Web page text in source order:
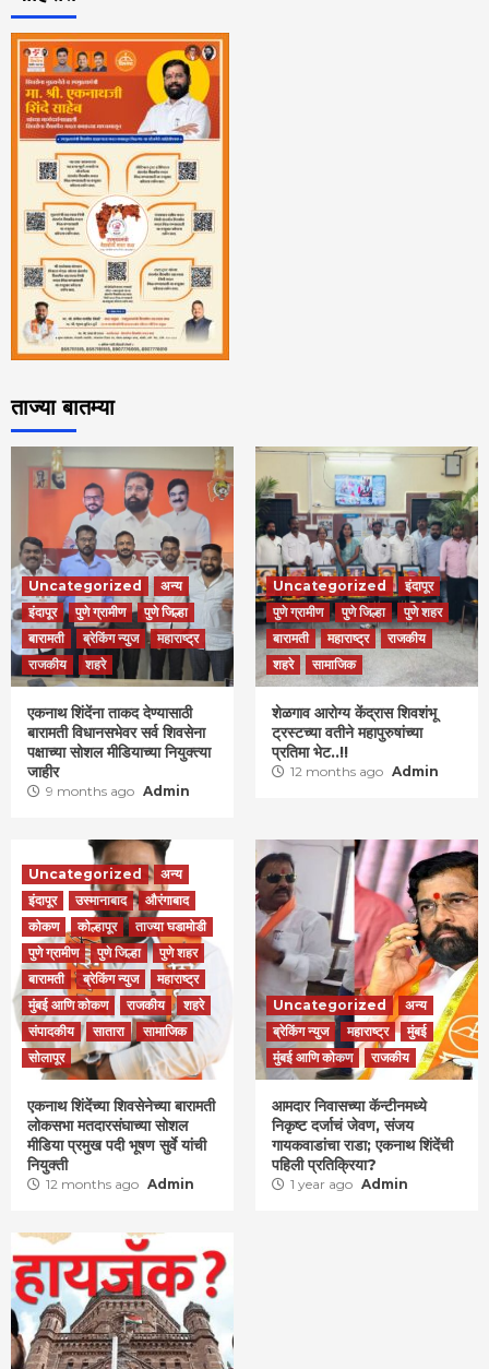
ताज्या बातम्या
Uncategorized
अन्य
इंदापूर
पुणे ग्रामीण
पुणे जिल्हा
बारामती
ब्रेकिंग न्युज
महाराष्ट्र
राजकीय
शहरे
एकनाथ शिंदेंना ताकद देण्यासाठी
बारामती विधानसभेवर सर्व शिवसेना
पक्षाच्या सोशल मीडियाच्या नियुक्त्या
जाहीर
9 months ago Admin
Uncategorized
इंदापूर
पुणे ग्रामीण
पुणे जिल्हा
पुणे शहर
बारामती
महाराष्ट्र
राजकीय
शहरे
सामाजिक
शेळगाव आरोग्य केंद्रास शिवशंभू
ट्रस्टच्या वतीने महापुरुषांच्या
प्रतिमा भेट..!!
12 months ago Admin
Uncategorized
अन्य
इंदापूर
उस्मानाबाद
औरंगाबाद
कोकण
कोल्हापूर
ताज्या घडामोडी
पुणे ग्रामीण
पुणे जिल्हा
पुणे शहर
बारामती
ब्रेकिंग न्युज
महाराष्ट्र
मुंबई आणि कोकण
राजकीय
शहरे
संपादकीय
सातारा
सामाजिक
सोलापूर
एकनाथ शिंदेंच्या शिवसेनेच्या बारामती
लोकसभा मतदारसंघाच्या सोशल
मीडिया प्रमुख पदी भूषण सुर्वे यांची
नियुक्ती
12 months ago Admin
Uncategorized
अन्य
ब्रेकिंग न्युज
महाराष्ट्र
मुंबई
मुंबई आणि कोकण
राजकीय
आमदार निवासच्या कॅन्टीनमध्ये
निकृष्ट दर्जाचं जेवण, संजय
गायकवाडांचा राडा; एकनाथ शिंदेंची
पहिली प्रतिक्रिया?
1 year ago Admin